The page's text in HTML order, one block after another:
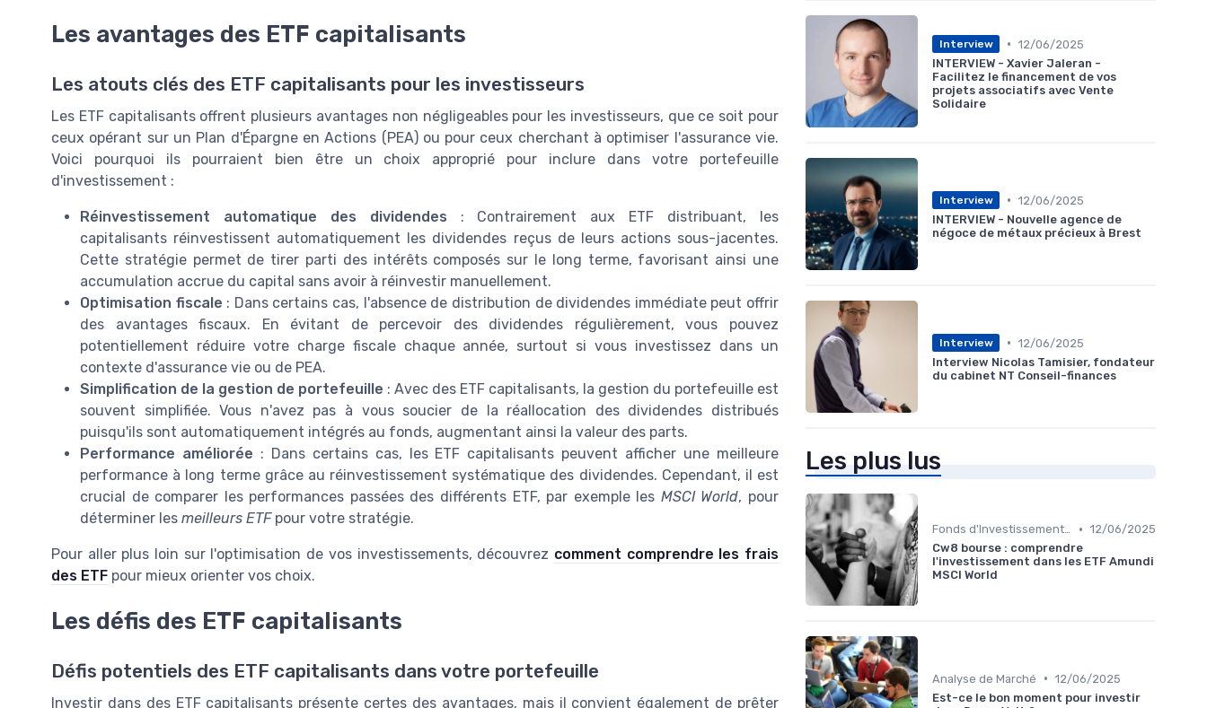
Les avantages des ETF capitalisants
Les atouts clés des ETF capitalisants pour les investisseurs
Les ETF capitalisants offrent plusieurs avantages non négligeables pour les investisseurs, que ce soit pour
ceux opérant sur un Plan d'Épargne en Actions (PEA) ou pour ceux cherchant à optimiser l'assurance vie.
Voici pourquoi ils pourraient bien être un choix approprié pour inclure dans votre portefeuille
d'investissement :
Réinvestissement automatique des dividendes : Contrairement aux ETF distribuant, les
capitalisants réinvestissent automatiquement les dividendes reçus de leurs actions sous-jacentes.
Cette stratégie permet de tirer parti des intérêts composés sur le long terme, favorisant ainsi une
accumulation accrue du capital sans avoir à réinvestir manuellement.
Optimisation fiscale : Dans certains cas, l'absence de distribution de dividendes immédiate peut offrir
des avantages fiscaux. En évitant de percevoir des dividendes régulièrement, vous pouvez
potentiellement réduire votre charge fiscale chaque année, surtout si vous investissez dans un
contexte d'assurance vie ou de PEA.
Simplification de la gestion de portefeuille : Avec des ETF capitalisants, la gestion du portefeuille est
souvent simplifiée. Vous n'avez pas à vous soucier de la réallocation des dividendes distribués
puisqu'ils sont automatiquement intégrés au fonds, augmentant ainsi la valeur des parts.
Performance améliorée : Dans certains cas, les ETF capitalisants peuvent afficher une meilleure
performance à long terme grâce au réinvestissement systématique des dividendes. Cependant, il est
crucial de comparer les performances passées des différents ETF, par exemple les MSCI World, pour
déterminer les meilleurs ETFpour votre stratégie.
Pour aller plus loin sur l'optimisation de vos investissements, découvrez comment comprendre les frais
des ETF pour mieux orienter vos choix.
Les défis des ETF capitalisants
Défis potentiels des ETF capitalisants dans votre portefeuille
Investir dans des ETF capitalisants présente certes des avantages, mais il convient également de prêter
Interview • 12/06/2025
INTERVIEW - Xavier Jaleran -
Facilitez le financement de vos
projets associatifs avec Vente
Solidaire
Interview • 12/06/2025
INTERVIEW - Nouvelle agence de
négoce de métaux précieux à Brest
Interview • 12/06/2025
Interview Nicolas Tamisier, fondateur
du cabinet NT Conseil-finances
Les plus lus
Fonds d'Investissement et ETF • 12/06/2025
Cw8 bourse : comprendre
l'investissement dans les ETF Amundi
MSCI World
Analyse de Marché • 12/06/2025
Est-ce le bon moment pour investir